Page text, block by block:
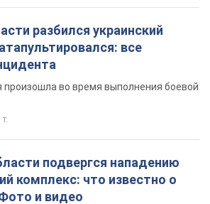
разбился украинский
все
произошла во время выполнения боевой
подвергся нападению
комплекс: что известно о
и видео